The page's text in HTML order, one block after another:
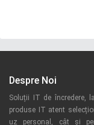
Despre Noi
Soluții IT de încredere,
produse IT atent
uz personal, cât și